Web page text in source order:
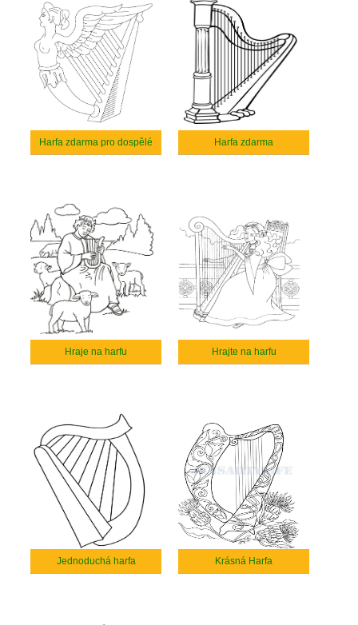
Harfa zdarma pro dospělé Harfa zdarma
Hraje na harfu Hrajte na harfu
Jednoduchá harfa Krásná Harfa